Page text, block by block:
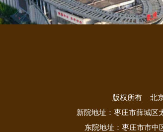
版权所有 北
新院地址：枣庄市薛城区
东院地址：枣庄市市中